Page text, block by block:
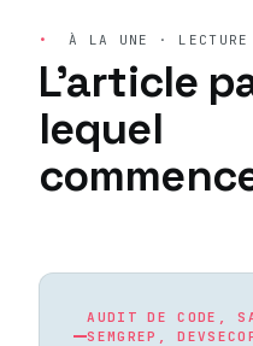
• À LA UNE · LECTURE
L'article
lequel
AUDIT DE CODE,
SEMGREP,